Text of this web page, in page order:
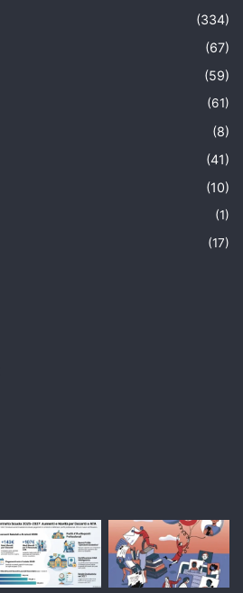
(334)
(67)
(59)
(61)
(8)
(41)
(10)
(1)
(17)